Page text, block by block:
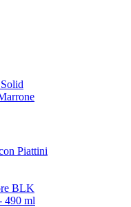
Piattini
BLK
490 ml